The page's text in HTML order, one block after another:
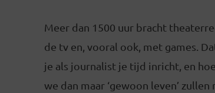
Meer dan 1500 uur bracht
de tv en, vooral ook, met games.
je als journalist je tijd inricht, en
we dan maar ‘gewoon leven’